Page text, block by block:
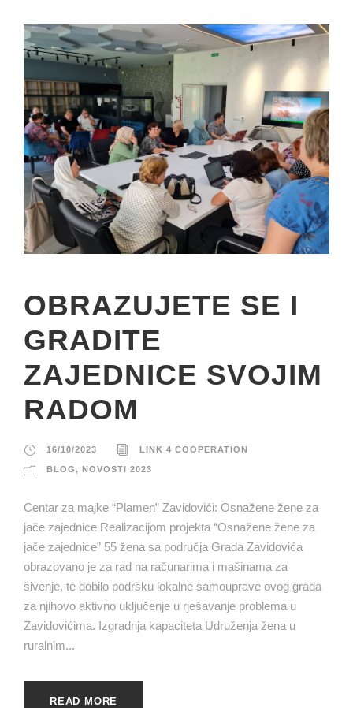
OBRAZUJETE SE I
GRADITE
ZAJEDNICE SVOJIM
RADOM
16/10/2023 LINK 4 COOPERATION
BLOG, NOVOSTI 2023
Centar za majke “Plamen” Zavidovići: Osnažene žene za
jače zajednice Realizacijom projekta “Osnažene žene za
jače zajednice” 55 žena sa područja Grada Zavidovića
obrazovano je za rad na računarima i mašinama za
šivenje, te dobilo podršku lokalne samouprave ovog grada
za njihovo aktivno uključenje u rješavanje problema u
Zavidovićima. Izgradnja kapaciteta Udruženja žena u
ruralnim...
READ MORE